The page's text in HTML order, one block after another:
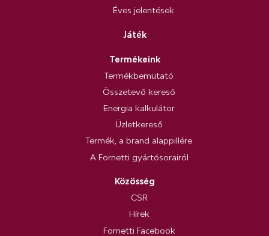
Éves jelentések
Játék
Termékeink
Termékbemutató
Összetevő kereső
Energia kalkulátor
Üzletkereső
Termék, a brand alappillére
A Fornetti gyártósorairól
Közösség
CSR
Hírek
Fornetti Facebook